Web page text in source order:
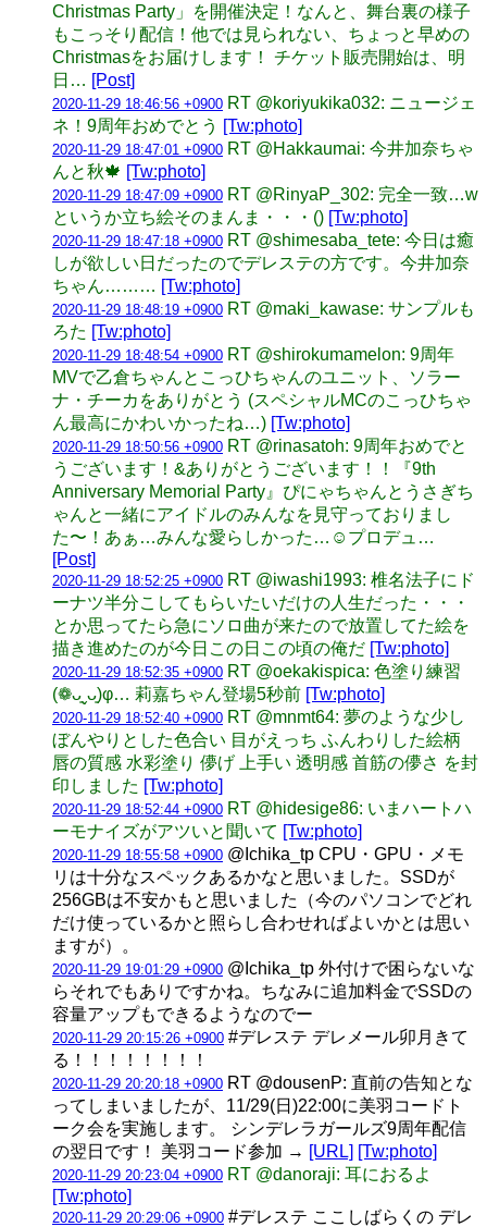
Christmas Party」を開催決定！なんと、舞台裏の様子
もこっそり配信！他では見られない、ちょっと早めの
Christmasをお届けします！ チケット販売開始は、明
日… [Post]
2020-11-29 18:46:56 +0900 RT @koriyukika032: ニュージェ
ネ！9周年おめでとう [Tw:photo]
2020-11-29 18:47:01 +0900 RT @Hakkaumai: 今井加奈ちゃ
んと秋🍁 [Tw:photo]
2020-11-29 18:47:09 +0900 RT @RinyaP_302: 完全一致…w
というか立ち絵そのまんま・・・() [Tw:photo]
2020-11-29 18:47:18 +0900 RT @shimesaba_tete: 今日は癒
しが欲しい日だったのでデレステの方です。今井加奈
ちゃん……… [Tw:photo]
2020-11-29 18:48:19 +0900 RT @maki_kawase: サンプルも
ろた [Tw:photo]
2020-11-29 18:48:54 +0900 RT @shirokumamelon: 9周年
MVで乙倉ちゃんとこっひちゃんのユニット、ソラー
ナ・チーカをありがとう (スペシャルMCのこっひちゃ
ん最高にかわいかったね…) [Tw:photo]
2020-11-29 18:50:56 +0900 RT @rinasatoh: 9周年おめでと
うございます！&ありがとうございます！！『9th
Anniversary Memorial Party』ぴにゃちゃんとうさぎち
ゃんと一緒にアイドルのみんなを見守っておりまし
た〜！あぁ…みんな愛らしかった…☺️プロデュ…
[Post]
2020-11-29 18:52:25 +0900 RT @iwashi1993: 椎名法子にド
ーナツ半分こしてもらいたいだけの人生だった・・・
とか思ってたら急にソロ曲が来たので放置してた絵を
描き進めたのが今日この日この頃の俺だ [Tw:photo]
2020-11-29 18:52:35 +0900 RT @oekakispica: 色塗り練習
(❁ᴗ͈ˬᴗ͈)φ… 莉嘉ちゃん登場5秒前 [Tw:photo]
2020-11-29 18:52:40 +0900 RT @mnmt64: 夢のような少し
ぼんやりとした色合い 目がえっち ふんわりした絵柄
唇の質感 水彩塗り 儚げ 上手い 透明感 首筋の儚さ を封
印しました [Tw:photo]
2020-11-29 18:52:44 +0900 RT @hidesige86: いまハートハ
ーモナイズがアツいと聞いて [Tw:photo]
2020-11-29 18:55:58 +0900 @Ichika_tp CPU・GPU・メモ
リは十分なスペックあるかなと思いました。SSDが
256GBは不安かもと思いました（今のパソコンでどれ
だけ使っているかと照らし合わせればよいかとは思い
ますが）。
2020-11-29 19:01:29 +0900 @Ichika_tp 外付けで困らないな
らそれでもありですかね。ちなみに追加料金でSSDの
容量アップもできるようなのでー
2020-11-29 20:15:26 +0900 #デレステ デレメール卯月きて
る！！！！！！！！
2020-11-29 20:20:18 +0900 RT @dousenP: 直前の告知とな
ってしまいましたが、11/29(日)22:00に美羽コードト
ーク会を実施します。 シンデレラガールズ9周年配信
の翌日です！ 美羽コード参加 → [URL] [Tw:photo]
2020-11-29 20:23:04 +0900 RT @danoraji: 耳におるよ
[Tw:photo]
2020-11-29 20:29:06 +0900 #デレステ ここしばらくの デレ